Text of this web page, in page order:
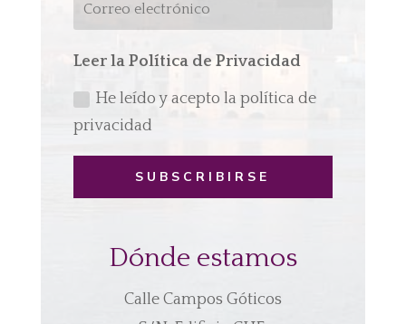
Leer la Política de Privacidad
He leído y acepto la política de
privacidad
SUBSCRIBIRSE
Dónde estamos
Calle Campos Góticos